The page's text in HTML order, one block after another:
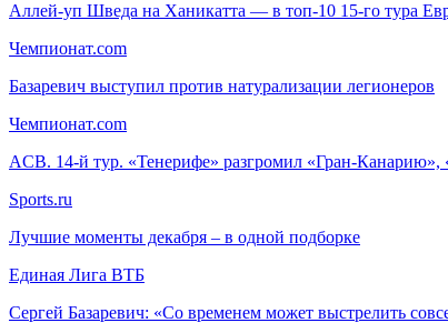
Аллей-уп Шведа на Ханикатта — в топ-10 15-го тура
Чемпионат.com
Базаревич выступил против натурализации легионеров
Чемпионат.com
ACB. 14-й тур. «Тенерифе» разгромил «Гран-Канарию»,
Sports.ru
Лучшие моменты декабря – в одной подборке
Единая Лига ВТБ
Сергей Базаревич: «Со временем может выстрелить